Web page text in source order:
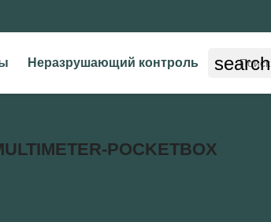
Неразрушающий контроль search
POCKETBOX